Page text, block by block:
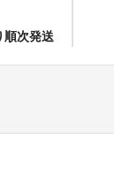
順次発送